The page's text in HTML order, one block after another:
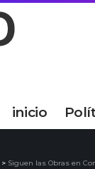
inicio
> Siguen las Obras en